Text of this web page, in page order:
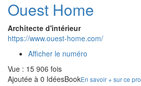
Ouest Home
Architecte d'intérieur
https://www.ouest-home.com/
Afficher le numéro
Vue : 15 906 fois
Ajoutée à 0 IdéesBookEn savoir + sur ce pro